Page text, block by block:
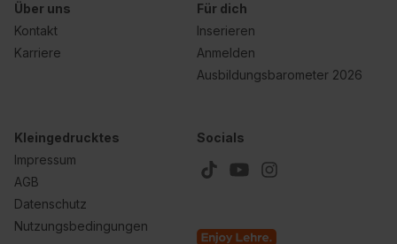
Über uns
Kontakt
Karriere
Für dich
Inserieren
Anmelden
Ausbildungsbarometer 2026
Kleingedrucktes
Impressum
AGB
Datenschutz
Nutzungsbedingungen
Socials